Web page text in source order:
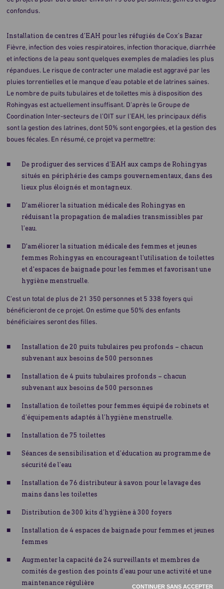
CONTINUER SANS ACCEPTER
confondus.
Installation de centres d’EAH pour les réfugiés de Cox’s Bazar
Fièvre, infection des voies respiratoires, infection thoracique, diarrhée
et infections de la peau sont quelques exemples de maladies les plus
répandues. Le risque de contracter une maladie est aggravé par les
pluies torrentielles et le manque d’eau potable et de latrines saines.
Le nombre de puits tubulaires et de toilettes mis à disposition des
Rohingyas est actuellement insuffisant. D’après le Groupe de
Coordination Inter-secteurs de l’OIT sur l’EAH, les principaux défis
sont la gestion des latrines, dont 50% sont engorgées, et la gestion des
boues fécales. En résumé, ce projet va permettre:
De prodiguer des services d’EAH aux camps de Rohingyas
situés en périphérie des camps gouvernementaux, dans des
lieux plus éloignés et montagneux.
D'améliorer la situation médicale des Rohingyas en
réduisant la propagation de maladies transmissibles par
l’eau.
D'améliorer la situation médicale des femmes et jeunes
femmes Rohingyas en encourageant l’utilisation de toilettes
et d'espaces de baignade pour les femmes et favorisant une
hygiène menstruelle.
C’est un total de plus de 21 350 personnes et 5 338 foyers qui
bénéficieront de ce projet. On estime que 50% des enfants
bénéficiaires seront des filles.
Installation de 20 puits tubulaires peu profonds – chacun
subvenant aux besoins de 500 personnes
Installation de 4 puits tubulaires profonds – chacun
subvenant aux besoins de 500 personnes
Installation de toilettes pour femmes équipé de robinets et
d’équipements adaptés à l’hygiène menstruelle.
Installation de 75 toilettes
Séances de sensibilisation et d’éducation au programme de
sécurité de l’eau
Installation de 76 distributeur à savon pour le lavage des
mains dans les toilettes
Distribution de 300 kits d’hygiène à 300 foyers
Installation de 4 espaces de baignade pour femmes et jeunes
femmes
Augmenter la capacité de 24 surveillants et membres de
comités de gestion des points d’eau pour une activité et une
maintenance régulière